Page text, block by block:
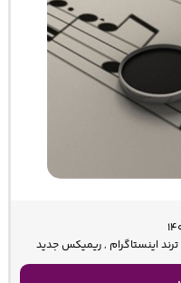
اینستاگرام , ریمیکس جدید